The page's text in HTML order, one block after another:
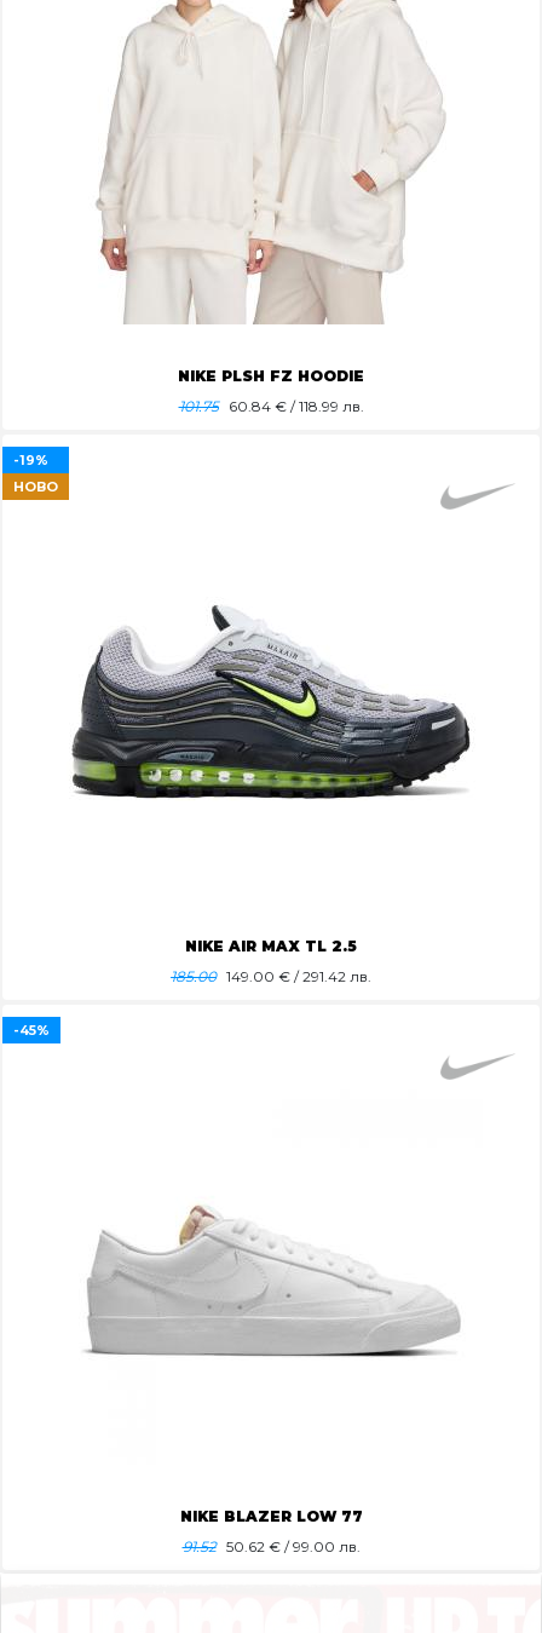
NIKE PLSH FZ HOODIE
101.75
60.84€ / 118.99 лв.
NIKE AIR MAX TL 2.5
185.00 149.00 € / 291.42 лв.
-19%
НОВО
NIKE BLAZER LOW 77
91.52 50.62€ / 99.00 лв.
-45%